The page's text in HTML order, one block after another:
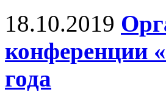
18.10.2019
конференции
года